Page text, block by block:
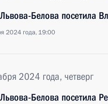
Белова посетила
2024 года, 19:00
2024 года, четверг
Белова посетила